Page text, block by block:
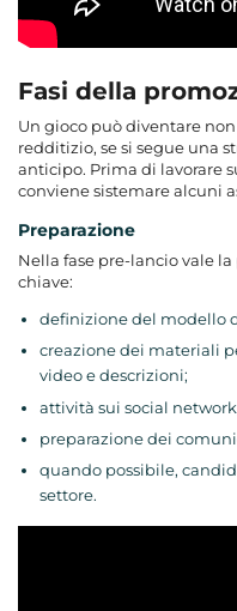
Fasi della
Un gioco può diventare
redditizio, se si segue una
anticipo. Prima di lavorare
conviene sistemare alcuni
Preparazione
Nella fase pre-lancio vale
chiave:
definizione del modello
creazione dei materiali
video e descrizioni;
attività sui social
preparazione dei
quando possibile,
settore.